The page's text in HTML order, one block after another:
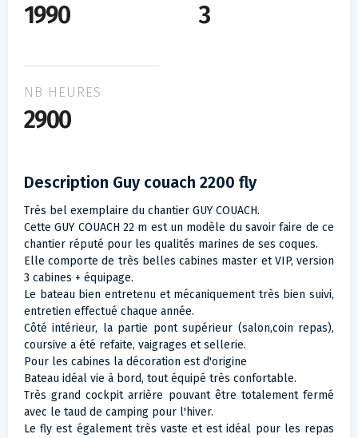
1990 3
NB HEURES
2900
Description Guy couach 2200 fly
Très bel exemplaire du chantier GUY COUACH.
Cette GUY COUACH 22 m est un modèle du savoir faire de ce
chantier réputé pour les qualités marines de ses coques.
Elle comporte de très belles cabines master et VIP, version
3 cabines + équipage.
Le bateau bien entretenu et mécaniquement très bien suivi,
entretien effectué chaque année.
Côté intérieur, la partie pont supérieur (salon,coin repas),
coursive a été refaite, vaigrages et sellerie.
Pour les cabines la décoration est d'origine
Bateau idéal vie à bord, tout équipé très confortable.
Très grand cockpit arrière pouvant être totalement fermé
avec le taud de camping pour l'hiver.
Le fly est également très vaste et est idéal pour les repas